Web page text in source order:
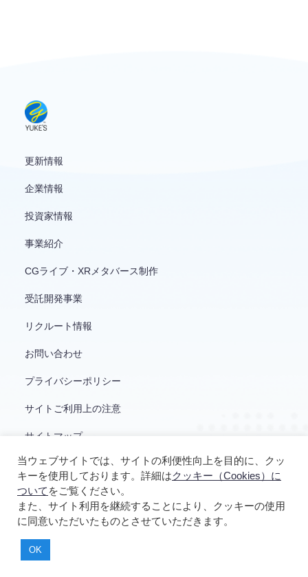
更新情報
企業情報
投資家情報
事業紹介
CGライブ・XRメタバース制作
受託開発事業
リクルート情報
お問い合わせ
プライバシーポリシー
サイトご利用上の注意
サイトマップ
当ウェブサイトでは、サイトの利便性向上を目的に、クッ
キーを使用しております。詳細はクッキー（Cookies）に
ついて をご覧ください。
また、サイト利用を継続することにより、クッキーの使用
に同意いただいたものとさせていただきます。
OK